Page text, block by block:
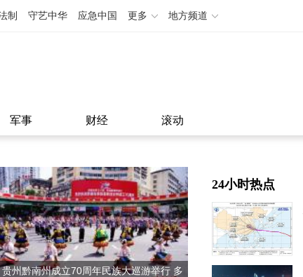
制 守艺中华 应急中国 更多 地方频道
军事 财经 滚动
贵州黔南州成立70周年民族大巡游举行 多
24小时热点